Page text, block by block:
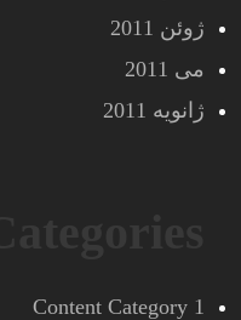
ژوئن 2011
می 2011
ژانویه 2011
Content Category 1